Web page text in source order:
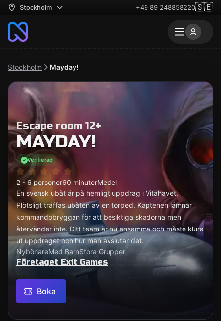
Stockholm +49 89 248858220🇸🇪
Stockholm Mayday!
Escape room 12+
MAYDAY!
Verifierad
2 - 6 personer60 minuterMedel
En svensk ubåt är på hemligt uppdrag i Vitahavet.
Plötsligt träffas ubåten av en torped. Kaptenen lämnar
kommandobryggan för att besiktiga skadorna men
återvänder inte. Ditt team är nu ensamma och måste klura
ut uppdraget och hur man avslutar det.
NybörjareMed BarnStora Grupper
Företaget Exit Games
Boka